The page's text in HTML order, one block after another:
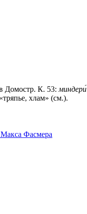
Домостр. К. 53: миндери́
«тряпье, хлам» (см.).
Макса Фасмера